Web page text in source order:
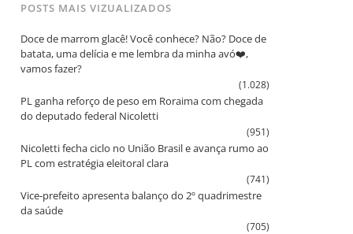
POSTS MAIS VIZUALIZADOS
Doce de marrom glacê! Você conhece? Não? Doce de
batata, uma delícia e me lembra da minha avó❤️,
vamos fazer?
(1.028)
PL ganha reforço de peso em Roraima com chegada
do deputado federal Nicoletti
(951)
Nicoletti fecha ciclo no União Brasil e avança rumo ao
PL com estratégia eleitoral clara
(741)
Vice‑prefeito apresenta balanço do 2º quadrimestre
da saúde
(705)